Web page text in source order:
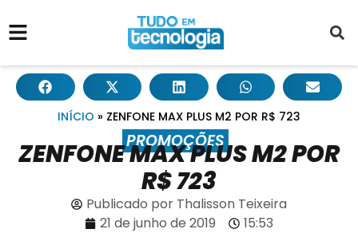
INÍCIO » ZENFONE MAX PLUS M2 POR R$ 723
PROMOÇÕES
ZENFONE MAX PLUS M2 POR
R$ 723
Publicado por Thalisson Teixeira
21 de junho de 2019
15:53